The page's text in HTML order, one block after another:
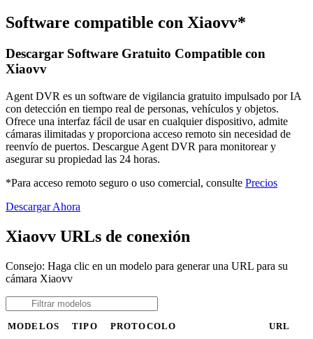
Software compatible con Xiaovv*
Descargar Software Gratuito Compatible con
Xiaovv
Agent DVR es un software de vigilancia gratuito impulsado por IA
con detección en tiempo real de personas, vehículos y objetos.
Ofrece una interfaz fácil de usar en cualquier dispositivo, admite
cámaras ilimitadas y proporciona acceso remoto sin necesidad de
reenvío de puertos. Descargue Agent DVR para monitorear y
asegurar su propiedad las 24 horas.
*Para acceso remoto seguro o uso comercial, consulte Precios
Descargar Ahora
Xiaovv URLs de conexión
Consejo: Haga clic en un modelo para generar una URL para su
cámara Xiaovv
MODELOS TIPO PROTOCOLO URL